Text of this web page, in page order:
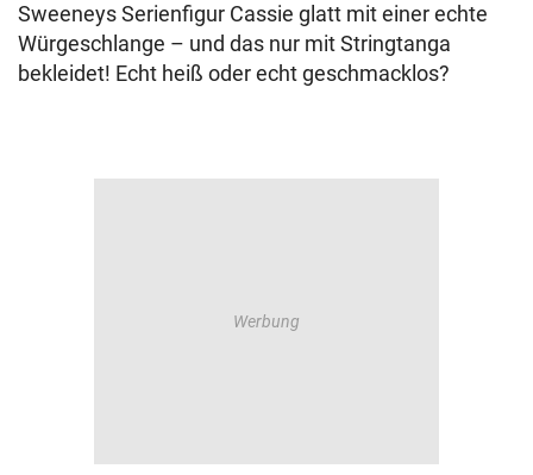
Sweeneys Serienfigur Cassie glatt mit einer echte
Würgeschlange – und das nur mit Stringtanga
bekleidet! Echt heiß oder echt geschmacklos?